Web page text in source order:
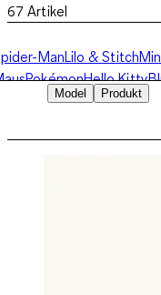
67 Artikel
ManLilo & Stitch
PokémonHello Kitty
GamingWeitere
Model
Produkt